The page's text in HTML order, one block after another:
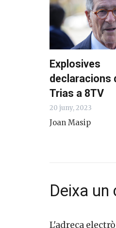
Explosives
declaracions
Trias a 8TV
20 juny, 2023
Joan Masip
Deixa un
L'adreça